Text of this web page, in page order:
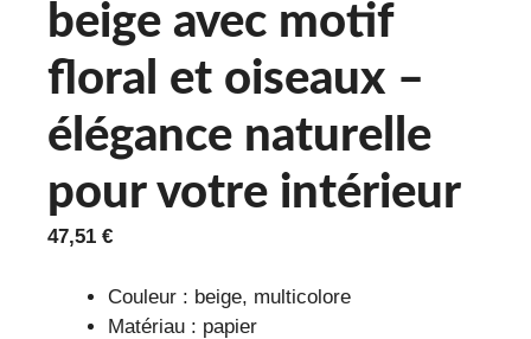
beige avec motif
floral et oiseaux –
élégance naturelle
pour votre intérieur
47,51 €
Couleur : beige, multicolore
Matériau : papier